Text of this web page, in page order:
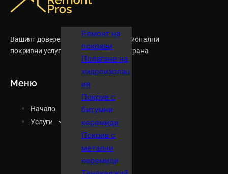
Вашият доверен партньор за професионални
покривни услуги в София и цялата страна
Меню
Начало
Услуги
Ремонт на
покриви
Полагане на
хидроизолац
ия
Покрив с
битумни
керемиди
Покрив с
метални
керемиди